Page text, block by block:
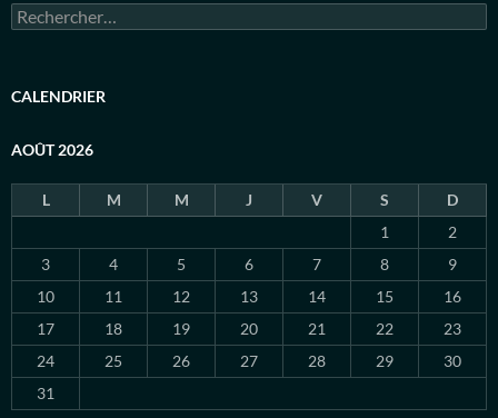
Rechercher :
CALENDRIER
AOÛT 2026
L M M J V S
D
1
2
3
4 5 6 7 8
9
10
11 12 13 14 15
16
17
18 19 20 21 22
23
24
25 26 27 28 29
30
31